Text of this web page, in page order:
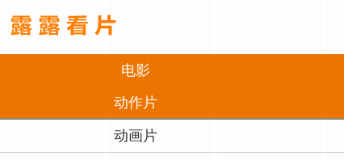
电影
动作片
动画片